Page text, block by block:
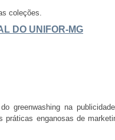
coleções.
DO UNIFOR-MG
greenwashing na
práticas enganosas de